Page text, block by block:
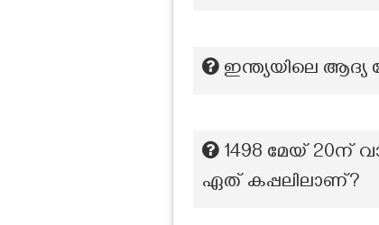
ഇന്ത്യയിലെ
1498 മേയ് 20ന്
ഏത് കപ്പലിലാണ്?